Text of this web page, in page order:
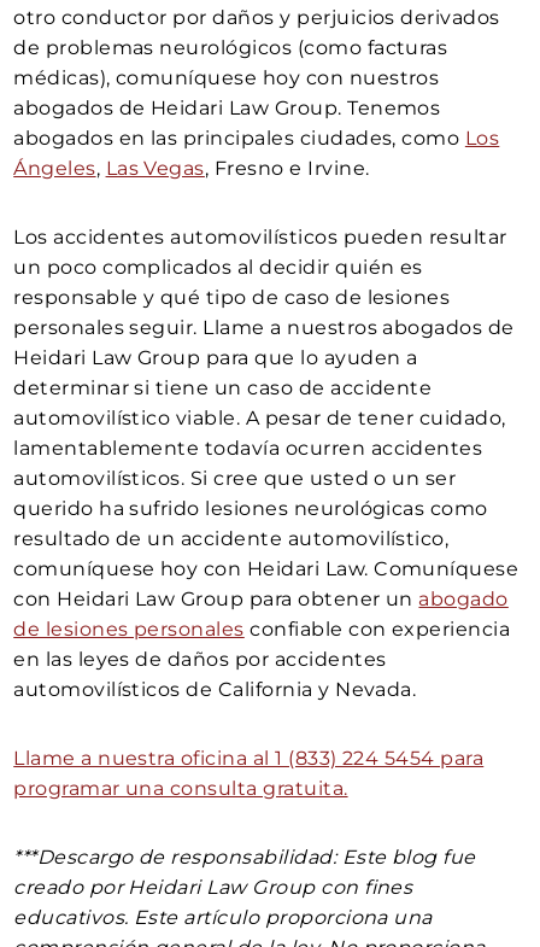
otro conductor por daños y perjuicios derivados
de problemas neurológicos (como facturas
médicas), comuníquese hoy con nuestros
abogados de Heidari Law Group. Tenemos
abogados en las principales ciudades, como Los
Ángeles, Las Vegas, Fresno e Irvine.
Los accidentes automovilísticos pueden resultar
un poco complicados al decidir quién es
responsable y qué tipo de caso de lesiones
personales seguir. Llame a nuestros abogados de
Heidari Law Group para que lo ayuden a
determinar si tiene un caso de accidente
automovilístico viable. A pesar de tener cuidado,
lamentablemente todavía ocurren accidentes
automovilísticos. Si cree que usted o un ser
querido ha sufrido lesiones neurológicas como
resultado de un accidente automovilístico,
comuníquese hoy con Heidari Law. Comuníquese
con Heidari Law Group para obtener un abogado
de lesiones personales confiable con experiencia
en las leyes de daños por accidentes
automovilísticos de California y Nevada.
Llame a nuestra oficina al 1 (833) 224 5454 para
programar una consulta gratuita.
***Descargo de responsabilidad: Este blog fue
creado por Heidari Law Group con fines
educativos. Este artículo proporciona una